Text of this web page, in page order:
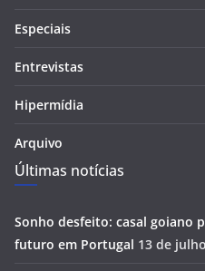
Especiais
Entrevistas
Hipermídia
Arquivo
Últimas notícias
Sonho desfeito: casal goiano
futuro em Portugal 13 de